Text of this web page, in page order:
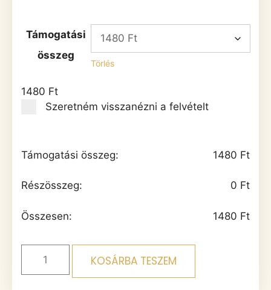
Támogatási
összeg
Törlés
1480 Ft
Szeretném visszanézni a felvételt
Támogatási összeg: 1480 Ft
Részösszeg: 0 Ft
Összesen: 1480 Ft
KOSÁRBA TESZEM